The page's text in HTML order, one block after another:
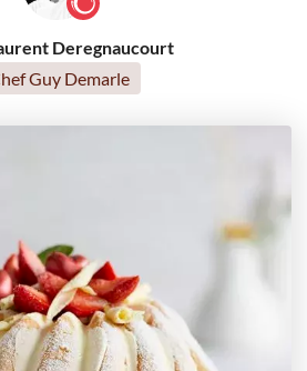
Deregnaucourt
Guy Demarle